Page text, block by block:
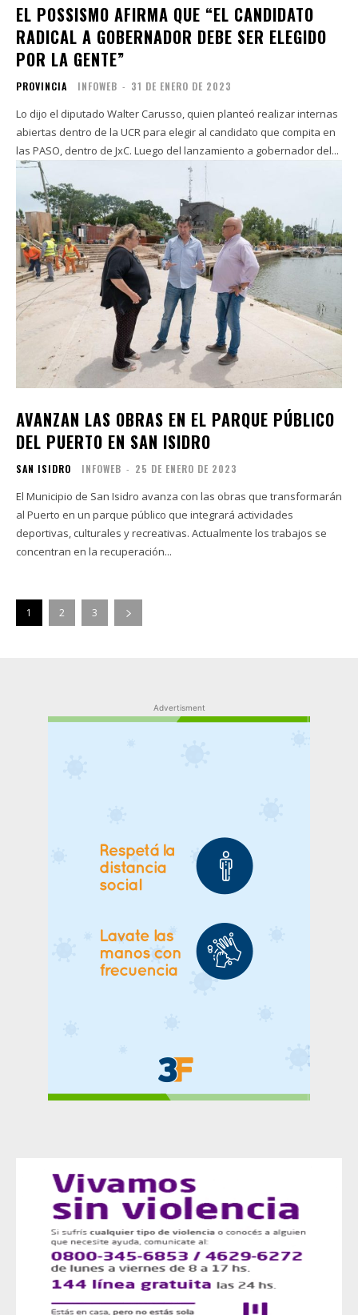
EL POSSISMO AFIRMA QUE “EL CANDIDATO
RADICAL A GOBERNADOR DEBE SER ELEGIDO
POR LA GENTE”
PROVINCIA INFOWEB - 31 DE ENERO DE 2023
Lo dijo el diputado Walter Carusso, quien planteó realizar internas
abiertas dentro de la UCR para elegir al candidato que compita en
las PASO, dentro de JxC. Luego del lanzamiento a gobernador del...
AVANZAN LAS OBRAS EN EL PARQUE PÚBLICO
DEL PUERTO EN SAN ISIDRO
SAN ISIDRO INFOWEB - 25 DE ENERO DE 2023
El Municipio de San Isidro avanza con las obras que transformarán
al Puerto en un parque público que integrará actividades
deportivas, culturales y recreativas. Actualmente los trabajos se
concentran en la recuperación...
1 2 3
Advertisment